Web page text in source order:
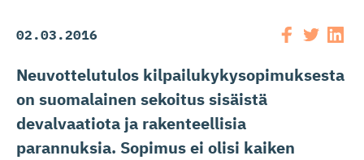
02.03.2016
Neuvottelutulos kilpailukykysopimuksesta
on suomalainen sekoitus sisäistä
devalvaatiota ja rakenteellisia
parannuksia. Sopimus ei olisi kaiken